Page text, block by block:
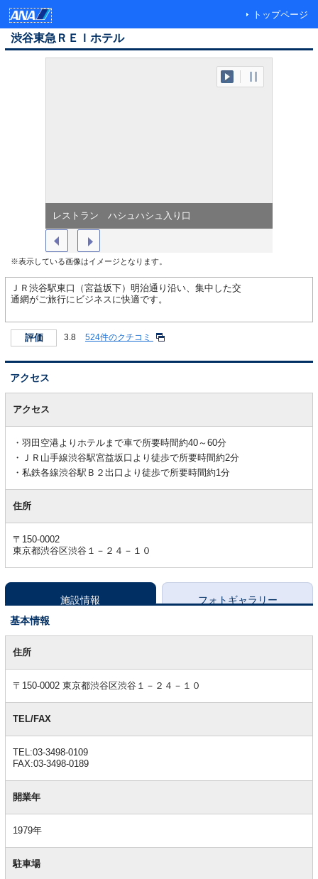
トップページ
渋谷東急ＲＥＩホテル
レストラン ハシュハシュ入り口
※表示している画像はイメージとなります。
ＪＲ渋谷駅東口（宮益坂下）明治通り沿い、集中した交
通網がご旅行にビジネスに快適です。
評価 3.8 524件のクチコミ
アクセス
アクセス
羽田空港よりホテルまで車で所要時間約40～60分
ＪＲ山手線渋谷駅宮益坂口より徒歩で所要時間約2分
私鉄各線渋谷駅Ｂ２出口より徒歩で所要時間約1分
住所
〒150-0002
東京都渋谷区渋谷１－２４－１０
施設情報
フォトギャラリー
基本情報
本住所
〒150-0002 東京都渋谷区渋谷１－２４－１０
TEL/FAX
TEL:03-3498-0109
FAX:03-3498-0189
開業年
1979年
駐車場